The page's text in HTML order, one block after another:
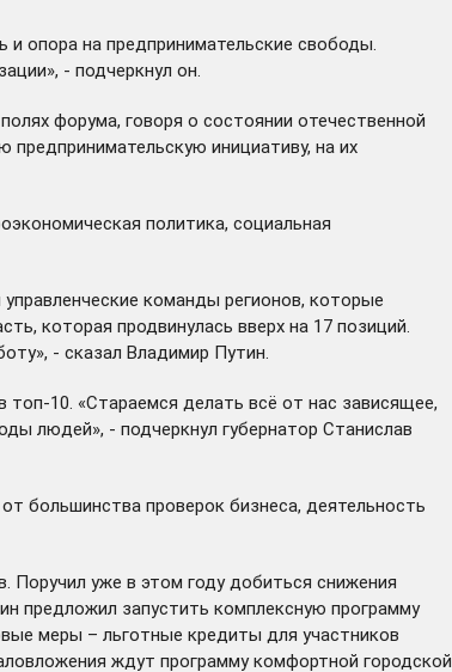
опора на предпринимательские свободы.
- подчеркнул он.
форума, говоря о состоянии отечественной
инициативу, на их
политика, социальная
команды регионов, которые
которая продвинулась вверх на 17 позиций.
- сказал Владимир Путин.
топ-10. «Стараемся делать всё от нас зависящее,
людей», - подчеркнул губернатор Станислав
большинства проверок бизнеса, деятельность
Поручил уже в этом году добиться снижения
предложил запустить комплексную программу
меры – льготные кредиты для участников
ждут программу комфортной городской